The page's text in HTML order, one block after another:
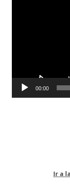
00:00
Ir a